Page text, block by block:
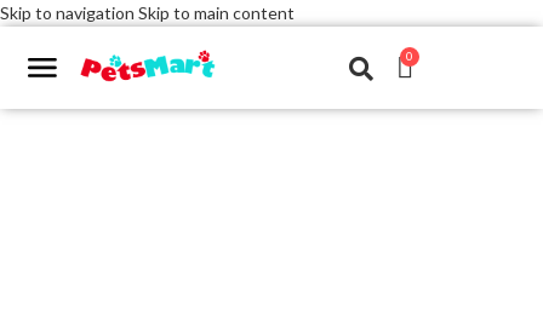
Skip to navigation Skip to main content
0